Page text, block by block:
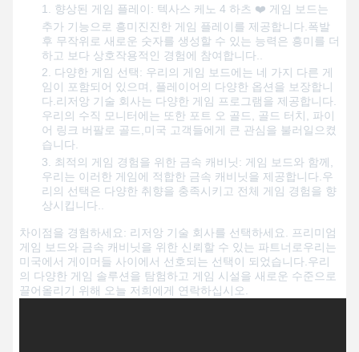
향상된 게임 플레이: 텍사스 케노 4 하츠 ❤️ 게임 보드는
추가 기능으로 흥미진진한 게임 플레이를 제공합니다.폭발
후 무작위로 새로운 숫자를 생성할 수 있는 능력은 흥미를 더
하고 보다 상호작용적인 경험에 참여합니다..
다양한 게임 선택: 우리의 게임 보드에는 네 가지 다른 게
임이 포함되어 있으며, 플레이어의 다양한 옵션을 보장합니
다.리저앙 기술 회사는 다양한 게임 프로그램을 제공합니다.
우리의 수직 모니터에는 또한 포트 오 골드, 골드 터치, 파이
어 링크 버팔로 골드,미국 고객들에게 큰 관심을 불러일으켰
습니다.
최적의 게임 경험을 위한 금속 캐비닛: 게임 보드와 함께,
우리는 이러한 게임에 적합한 금속 캐비닛을 제공합니다.우
리의 선택은 다양한 취향을 충족시키고 전체 게임 경험을 향
상시킵니다..
차이점을 경험하세요: 리저앙 기술 회사를 선택하세요. 프리미엄
게임 보드와 금속 캐비닛을 위한 신뢰할 수 있는 파트너로우리는
미국에서 게이머들 사이에서 선호되는 선택이 되었습니다.우리
의 다양한 게임 솔루션을 탐험하고 게임 시설을 새로운 수준으로
끌어올리기 위해 오늘 저희에게 연락하십시오.